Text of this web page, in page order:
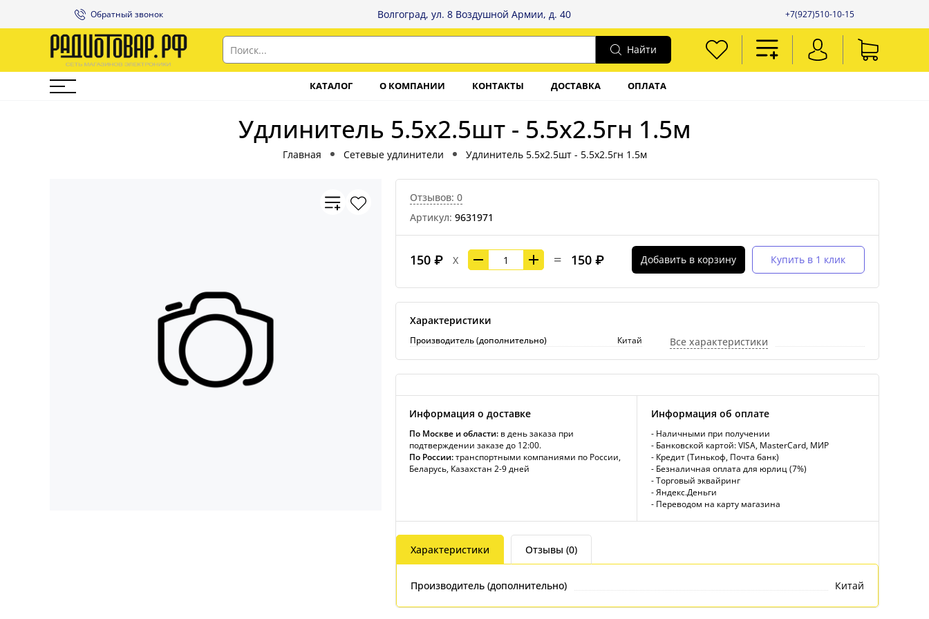
Обратный звонок Волгоград, ул. 8 Воздушной Армии, д. 40 +7(927)510-10-15
Найти
КАТАЛОГ О КОМПАНИИ КОНТАКТЫ ДОСТАВКА ОПЛАТА
Удлинитель 5.5x2.5шт - 5.5x2.5гн 1.5м
Главная Сетевые удлинители Удлинитель 5.5x2.5шт - 5.5x2.5гн 1.5м
Отзывов: 0
Артикул: 9631971
150 ₽ X = 150 ₽ Добавить в корзину Купить в 1 клик
Характеристики
Производитель (дополнительно) Китай Все характеристики
Информация о доставке
По Москве и области: в день заказа при
подтверждении заказе до 12:00.
По России:транспортными компаниями по России,
Беларусь, Казахстан 2-9 дней
Информация об оплате
- Наличными при получении
- Банковской картой: VISA, MasterCard, МИР
- Кредит (Тинькоф, Почта банк)
- Безналичная оплата для юрлиц (7%)
- Торговый эквайринг
- Яндекс.Деньги
- Переводом на карту магазина
Характеристики Отзывы (0)
Производитель (дополнительно) Китай